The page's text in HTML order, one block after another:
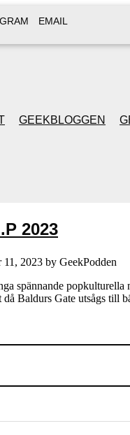
EMAIL
GEEKBLOGGEN
2023
11, 2023 by GeekPodden
spännande
då Baldurs Gate utsågs till